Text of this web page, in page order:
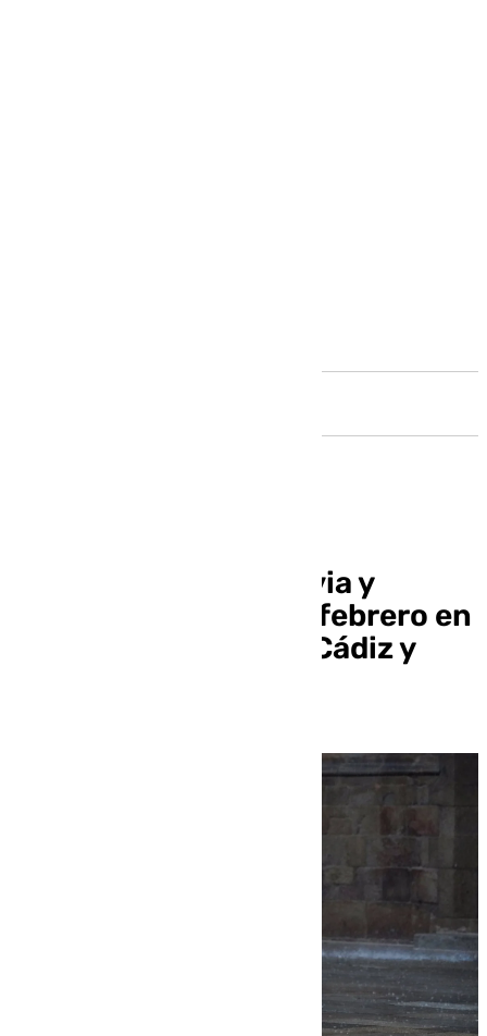
Aviso naranja por lluvia y
tormenta este 28 de febrero en
Málaga y amarillo en Cádiz y